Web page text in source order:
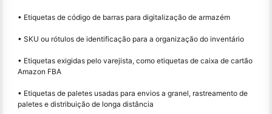
• Etiquetas de código de barras para digitalização de armazém
• SKU ou rótulos de identificação para a organização do inventário
• Etiquetas exigidas pelo varejista, como etiquetas de caixa de cartão
Amazon FBA
• Etiquetas de paletes usadas para envios a granel, rastreamento de
paletes e distribuição de longa distância